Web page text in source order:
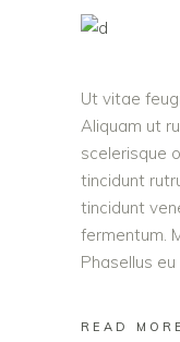
Ut vitae
Aliquam ut
scelerisque
tincidunt
tincidunt
fermentum.
Phasellus
READ MORE